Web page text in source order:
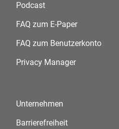
Podcast
FAQ zum E-Paper
FAQ zum Benutzerkonto
Privacy Manager
Unternehmen
Barrierefreiheit